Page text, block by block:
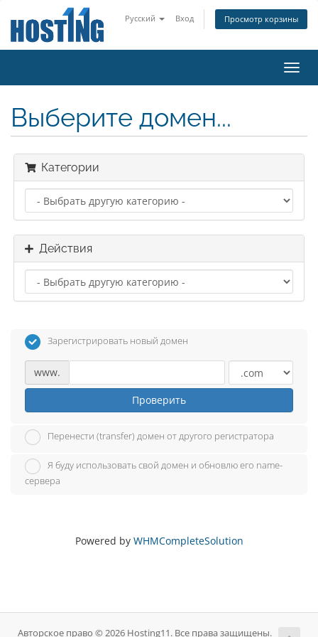
Русский Вход Просмотр корзины
Выберите домен...
Категории
Действия
Зарегистрировать новый домен
www.
Проверить
Перенести (transfer) домен от другого регистратора
Я буду использовать свой домен и обновлю его name-
сервера
Powered by WHMCompleteSolution
Авторское право © 2026 Hosting11. Все права защищены.